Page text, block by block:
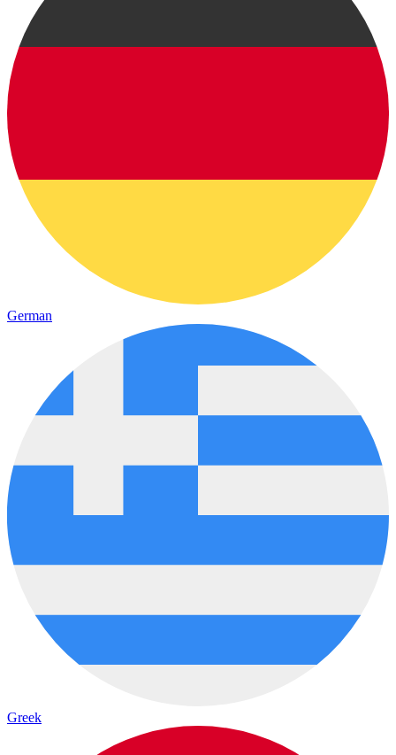
German
Greek